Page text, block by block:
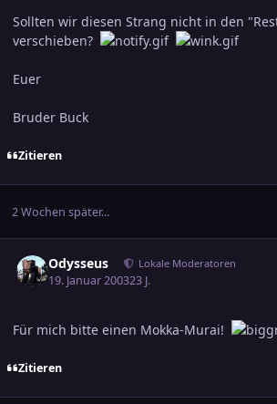
Sollten wir diesen Strang nicht in den
verschieben?
Euer
Bruder Buck
Zitieren
2 Wochen später...
Odysseus Lokale Moderatoren
19. Januar 200323 J.
Für mich bitte einen Mokka-Murai!
Zitieren